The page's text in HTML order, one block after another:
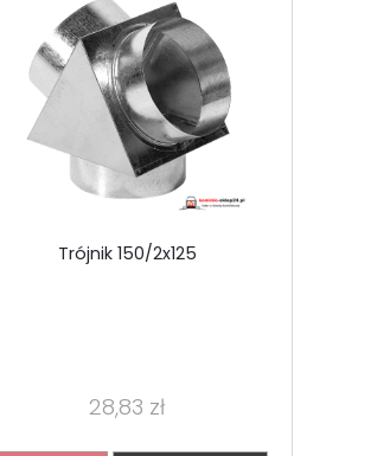
Trójnik 150/2x125
28,83 zł